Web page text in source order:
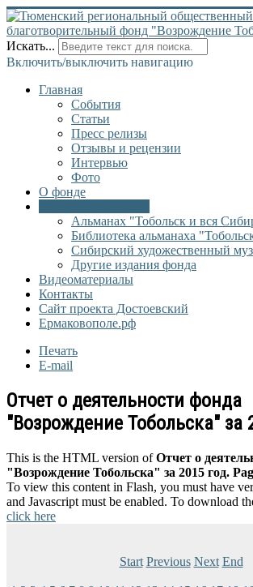
Искать...
Включить/выключить навигацию
Главная
События
Статьи
Пресс релизы
Отзывы и рецензии
Интервью
Фото
О фонде
Альманах "Тобольск и вся
Библиотека альманаха
Сибирский художественный
Другие издания фонда
Видеоматериалы
Контакты
Сайт проекта Достоевский
Ермаковополе.рф
Печать
E-mail
Отчет о деятельности фонда
"Возрождение Тобольска" за
This is the HTML version ofОтчет о
"Возрождение Тобольска" за 2015 год.
To view this content in Flash, you must have
and Javascript must be enabled. To download
click here
Start Previous Next End